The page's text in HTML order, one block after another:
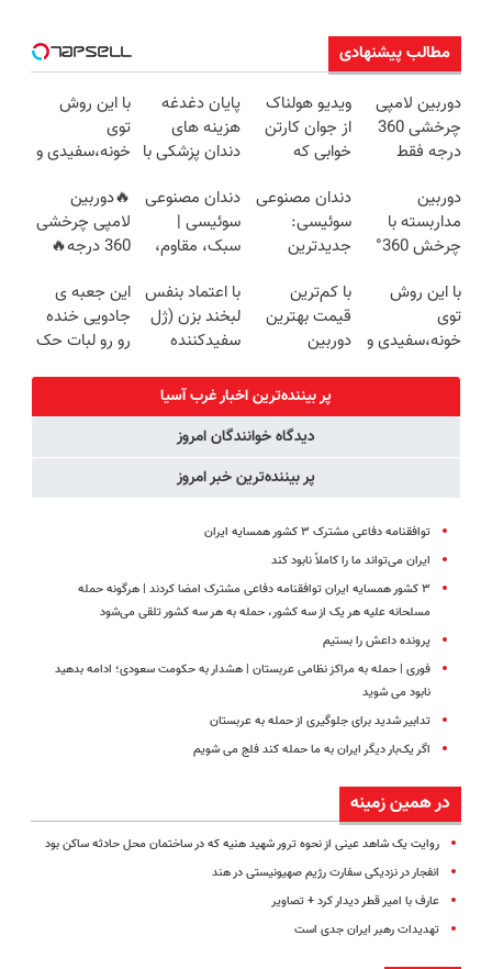
مطالب پیشنهادی
دوربین لامپی
چرخشی 360
درجه فقط
🔥 پرداخت
درب منزل
ویدیو هولناک
از جوان کارتن
خوابی که
آموزش رایگان
پایان دغدغه
هزینه های
دندان پزشکی با
کننده خانگی
با این روش
توی
خونه،سفیدی و
برگردون
(40%off)
دوربین
مداربسته با
چرخش 360°
(ضمانت
تعویض +
پرداخت درب
دندان مصنوعی
سوئیسی:
جدیدترین
سبک و مقاوم |
پرداخت قسطی
دندان مصنوعی
سوئیسی |
سبک، مقاوم،
رایگان+پرداخت
اقساطی😍
🔥دوربین
لامپی چرخشی
360 درجه🔥
حرکتی
با این روش
توی
خونه،سفیدی و
برگردون(40%off)
با کم‌ترین
قیمت بهترین
دوربین
بخر❗❗❗
با اعتماد بنفس
لبخند بزن (ژل
سفیدکننده
این جعبه ی
جادویی خنده
رو رو لبات حک
پر بیننده‌ترین اخبار غرب آسیا
دیدگاه خوانندگان امروز
پر بیننده‌ترین خبر امروز
توافقنامه دفاعی مشترک ۳ کشور همسایه ایران
ایران می‌تواند ما را کاملاً نابود کند
۳ کشور همسایه ایران توافقنامه دفاعی مشترک امضا کردند | هرگونه حمله
مسلحانه علیه هر یک از سه کشور، حمله به هر سه کشور تلقی می‌شود
پرونده داعش را بستیم
فوری | حمله به مراکز نظامی عربستان | هشدار به حکومت سعودی؛ ادامه بدهید
نابود می شوید
تدابیر شدید برای جلوگیری از حمله به عربستان
اگر یک‌بار دیگر ایران به ما حمله کند فلج می شویم
در همین زمینه
روایت یک شاهد عینی از نحوه ترور شهید هنیه که در ساختمان محل حادثه ساکن بود
انفجار در نزدیکی سفارت رژیم صهیونیستی در هند
عارف با امیر قطر دیدار کرد + تصاویر
تهدیدات رهبر ایران جدی است